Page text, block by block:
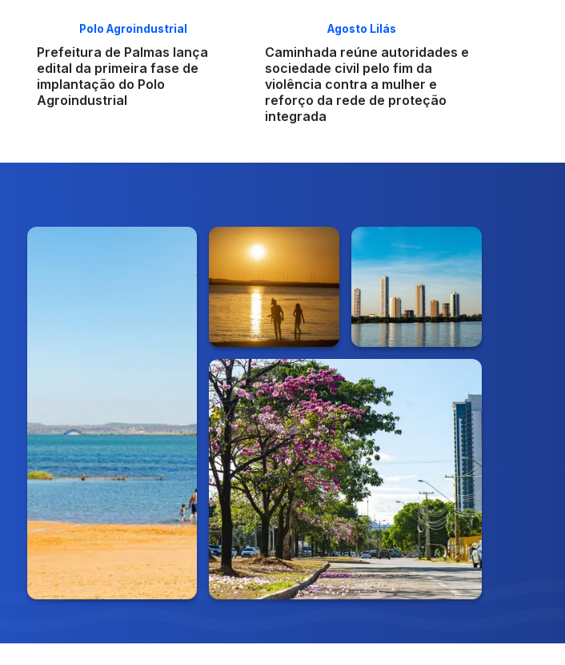
Polo Agroindustrial
Prefeitura de Palmas lança
edital da primeira fase de
implantação do Polo
Agroindustrial
Agosto Lilás
Caminhada reúne autoridades e
sociedade civil pelo fim da
violência contra a mulher e
reforço da rede de proteção
integrada